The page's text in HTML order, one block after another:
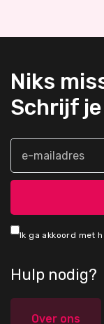
Niks
Schrijf
Ik ga akkoord met
Hulp nodig?
Over ons